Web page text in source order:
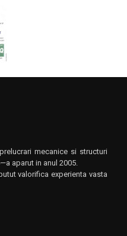
mecanice si structuri
aparut in anul 2005.
valorifica experienta vasta